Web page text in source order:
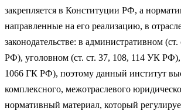
закрепляется в Конституции РФ, а
направленные на его реализацию, в
законодательстве: в административном
РФ), уголовном (ст. ст. 37, 108, 114 УК РФ),
1066 ГК РФ), поэтому данный институт
комплексного, межотраслевого
нормативный материал, который